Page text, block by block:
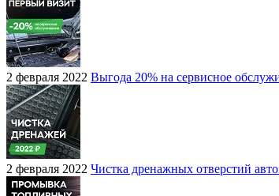
2 февраля 2022 Выгода 20% на сервисное
2 февраля 2022 Чистка дренажных отверстий